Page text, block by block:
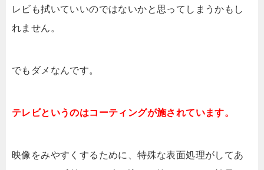
レビも拭いていいのではないかと思ってしまうかもし
れません。
でもダメなんです。
テレビというのはコーティングが施されています。
映像をみやすくするために、特殊な表面処理がしてあ